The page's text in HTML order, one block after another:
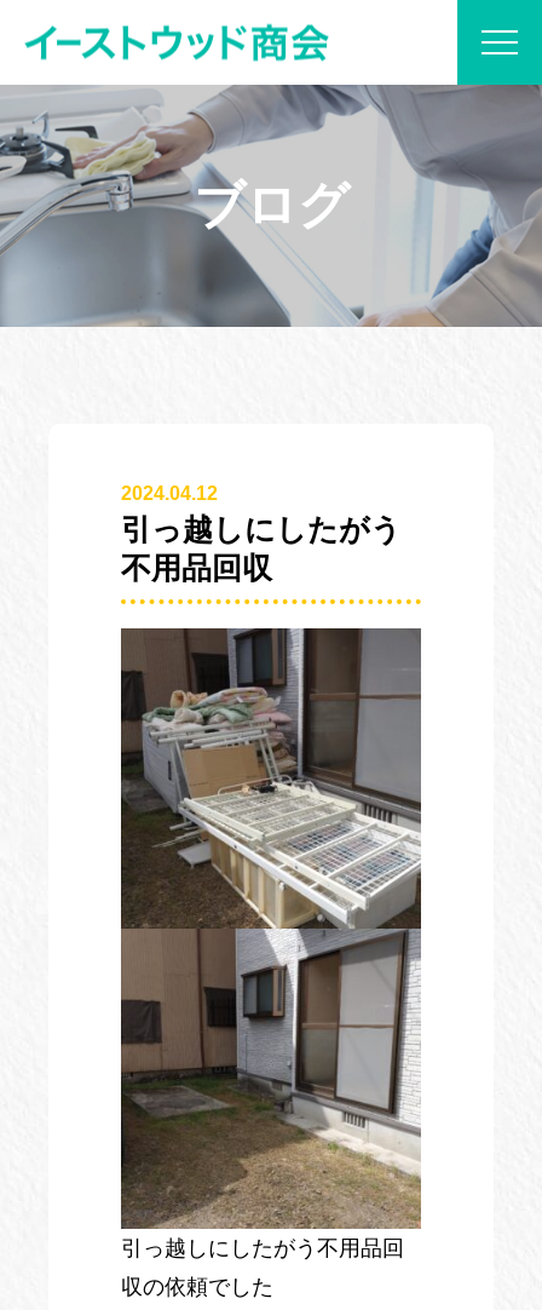
ブログ
2024.04.12
引っ越しにしたがう
不用品回収
引っ越しにしたがう不用品回
収の依頼でした
当社について
サービス内容
プラン紹介
お見積もり・お問い合わせ